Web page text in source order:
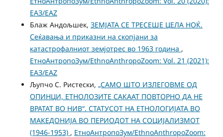
ЕАЗ/EAZ
Блаж Андољшек, ЗЕМЈАТА СЕ ТРЕСЕШЕ ЦЕЛА НОЌ.
Сеќавања и приказни на скопјани за
катастрофалниот земјотрес во 1963 година ,
ЕтноАнтропоЗум/EthnoAnthropoZoom: Vol. 21 (2021):
ЕАЗ/EAZ
Љупчо С. Ристески, „САМО ШТО ИЗЛЕГОВМЕ ОД
ОПИНЦИ, ЕТНОЛОЗИТЕ САКААТ ПОВТОРНО ДА НЕ
ВРАТАТ ВО НИВ“. СТАТУСОТ НА ЕТНОЛОГИЈАТА ВО
МАКЕДОНИЈА ВО ПЕРИОДОТ НА СОЦИЈАЛИЗМОТ
(1946-1953) , ЕтноАнтропоЗум/EthnoAnthropoZoom: